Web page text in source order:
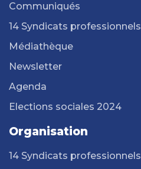
Communiqués
14 Syndicats professionnels
Médiathèque
Newsletter
Agenda
Elections sociales 2024
Organisation
14 Syndicats professionnels